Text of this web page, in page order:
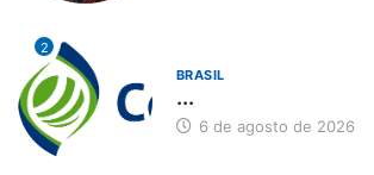
2
BRASIL
...
6 de agosto de 2026